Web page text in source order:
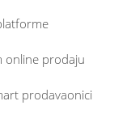
online prodaju
prodavaonici